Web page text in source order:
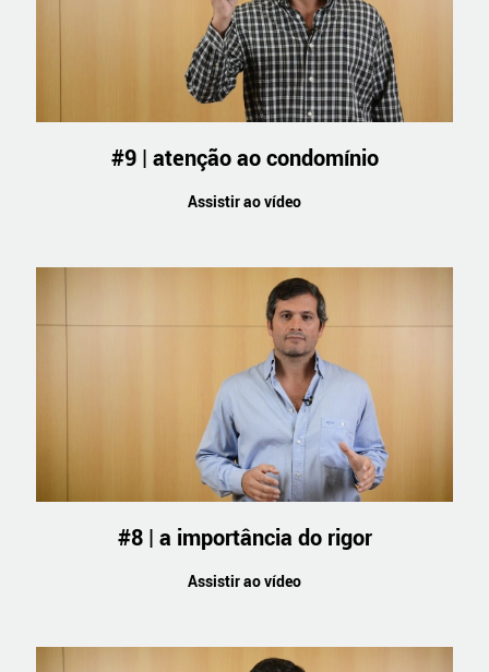
#9 | atenção ao condomínio
Assistir ao vídeo
#8 | a importância do rigor
Assistir ao vídeo